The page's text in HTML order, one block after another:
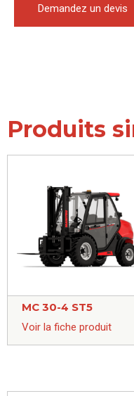
Demandez un devis
Produits
MC 30-4 ST5
Voir la fiche produit